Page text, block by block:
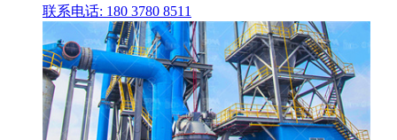
联系电话: 180 3780 8511